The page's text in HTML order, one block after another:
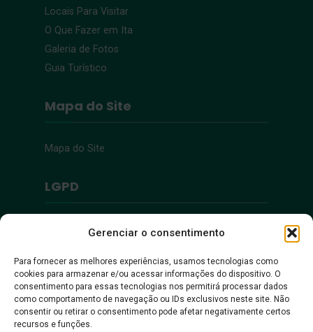
Gerenciar o consentimento
Para fornecer as melhores experiências, usamos tecnologias como
cookies para armazenar e/ou acessar informações do dispositivo. O
consentimento para essas tecnologias nos permitirá processar dados
como comportamento de navegação ou IDs exclusivos neste site. Não
consentir ou retirar o consentimento pode afetar negativamente certos
recursos e funções.
Locais Para Visitar
O Que Fazer em Ita
Galeria de Fotos
Guia Turístico
Mapa do Site
Mapa do Site
LGPD
Política de Privacidade
Acessibilidade
Acessibilidade